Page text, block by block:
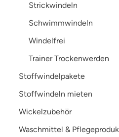
Strickwindeln
Schwimmwindeln
Windelfrei
Trainer Trockenwerden
Stoffwindelpakete
Stoffwindeln mieten
Wickelzubehör
Waschmittel &